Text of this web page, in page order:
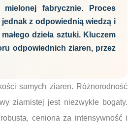
fabrycznie. Proces
z odpowiednią wiedzą i
dzieła sztuki. Kluczem
odpowiednich ziaren, przez
samych ziaren. Różnorodność
ziarnistej jest niezwykle bogaty.
ceniona za intensywność i